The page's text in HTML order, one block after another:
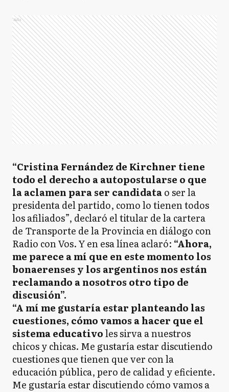
Ads
“Cristina Fernández de Kirchner tiene
todo el derecho a autopostularse o que
la aclamen para ser candidatao ser la
presidenta del partido, como lo tienen todos
los afiliados”, declaró el titular de la cartera
de Transporte de la Provincia en diálogo con
Radio con Vos. Y en esa línea aclaró: “Ahora,
me parece a mí que en este momento los
bonaerenses y los argentinos nos están
reclamando a nosotros otro tipo de
discusión”.
“A mí me gustaría estar planteando las
cuestiones, cómo vamos a hacer que el
sistema educativoles sirva a nuestros
chicos y chicas. Me gustaría estar discutiendo
cuestiones que tienen que ver con la
educación pública, pero de calidad y eficiente.
Me gustaría estar discutiendo cómo vamos a